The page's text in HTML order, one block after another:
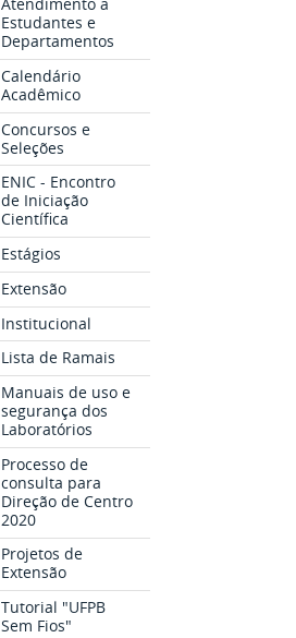
Estudantes e
Departamentos
Calendário
Acadêmico
Concursos e
Seleções
ENIC - Encontro
de Iniciação
Científica
Estágios
Extensão
Institucional
Lista de Ramais
Manuais de uso e
segurança dos
Laboratórios
Processo de
consulta para
Direção de Centro
2020
Projetos de
Extensão
Tutorial "UFPB
Sem Fios"